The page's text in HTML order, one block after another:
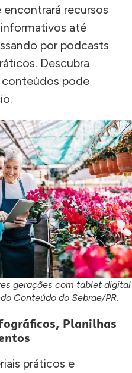
encontrará recursos
até
por podcasts
Descubra
conteúdos pode
gerações com tablet digital
Conteúdo do Sebrae/PR.
Planilhas
práticos e